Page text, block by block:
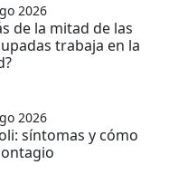
2026
de la mitad de las
trabaja en la
2026
síntomas y cómo